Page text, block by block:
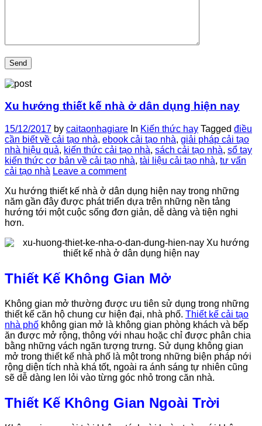
Xu hướng thiết kế nhà ở dân dụng hiện nay
15/12/2017 by caitaonhagiare In Kiến thức hay Tagged điều
cần biết về cải tạo nhà, ebook cải tạo nhà, giải pháp cải tạo
nhà hiệu quả, kiến thức cải tạo nhà, sách cải tạo nhà, sổ tay
kiến thức cơ bản về cải tạo nhà, tài liệu cải tạo nhà, tư vấn
cải tạo nhà Leave a comment
Xu hướng thiết kế nhà ở dân dụng hiện nay trong những
năm gần đây được phát triển dựa trên những nền tảng
hướng tới một cuộc sống đơn giản, dễ dàng và tiện nghi
hơn.
Thiết Kế Không Gian Mở
Không gian mở thường được ưu tiên sử dụng trong những
thiết kế căn hộ chung cư hiện đại, nhà phố. Thiết kế cải tạo
nhà phố không gian mở là không gian phòng khách và bếp
ăn được mở rộng, thông với nhau hoặc chỉ được phân chia
bằng những vách ngăn tượng trưng. Sử dụng không gian
mở trong thiết kế nhà phố là một trong những biện pháp nới
rộng diện tích nhà khá tốt, ngoài ra ánh sáng tự nhiên cũng
sẽ dễ dàng len lỏi vào từng góc nhỏ trong căn nhà.
Thiết Kế Không Gian Ngoài Trời